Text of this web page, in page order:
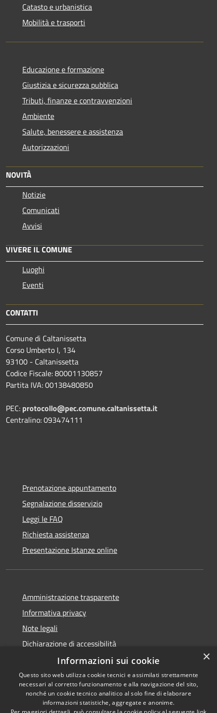
Catasto e urbanistica
Mobilità e trasporti
Educazione e formazione
Giustizia e sicurezza pubblica
Tributi, finanze e contravvenzioni
Ambiente
Salute, benessere e assistenza
Autorizzazioni
NOVITÀ
Notizie
Comunicati
Avvisi
VIVERE IL COMUNE
Luoghi
Eventi
CONTATTI
Comune di Caltanissetta
Corso Umberto I, 134
93100 - Caltanissetta
Codice Fiscale: 80001130857
Partita IVA: 00138480850
PEC: protocollo@pec.comune.caltanissetta.it
Centralino: 093474111
Prenotazione appuntamento
Segnalazione disservizio
Leggi le FAQ
Richiesta assistenza
Presentazione Istanze online
Amministrazione trasparente
Informativa privacy
Note legali
Dichiarazione di accessibilità
Accessibilità
Copyright © 2026 • Comune di
Caltanissetta • Powered by
×
Informazioni sui cookie
Questo sito web utilizza cookie tecnici e assimilati strettamente
necessari al corretto funzionamento e alla navigazione del sito,
nonché un cookie tecnico analitico al solo fine di elaborare
informazioni statistiche, aggregate e anonime.